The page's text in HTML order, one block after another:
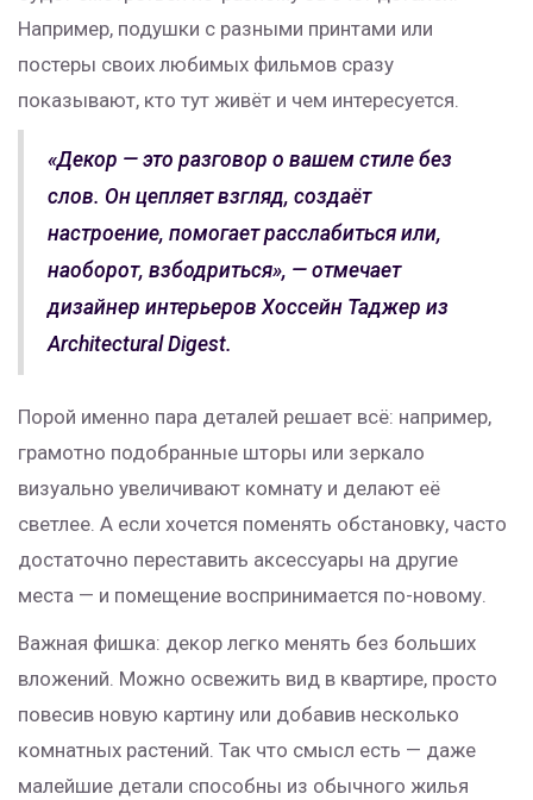
Например, подушки с разными принтами или
постеры своих любимых фильмов сразу
показывают, кто тут живёт и чем интересуется.
«Декор — это разговор о вашем стиле без
слов. Он цепляет взгляд, создаёт
настроение, помогает расслабиться или,
наоборот, взбодриться», — отмечает
дизайнер интерьеров Хоссейн Таджер из
Architectural Digest.
Порой именно пара деталей решает всё: например,
грамотно подобранные шторы или зеркало
визуально увеличивают комнату и делают её
светлее. А если хочется поменять обстановку, часто
достаточно переставить аксессуары на другие
места — и помещение воспринимается по-новому.
Важная фишка: декор легко менять без больших
вложений. Можно освежить вид в квартире, просто
повесив новую картину или добавив несколько
комнатных растений. Так что смысл есть — даже
малейшие детали способны из обычного жилья